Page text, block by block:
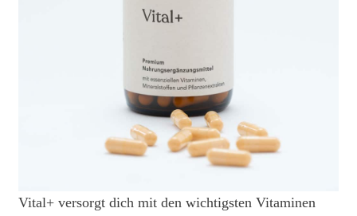
Vital+ versorgt dich mit den wichtigsten Vitaminen